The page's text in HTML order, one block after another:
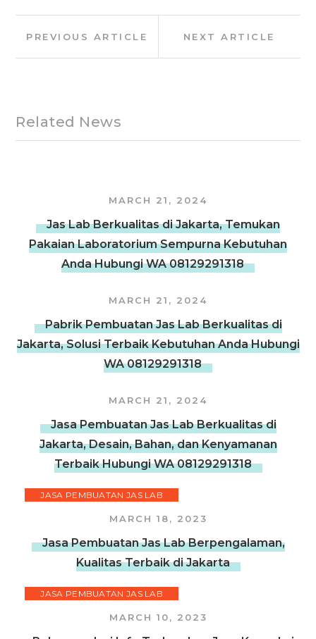
navigation
PREVIOUS ARTICLE NEXT ARTICLE
Related News
MARCH 21, 2024
Jas Lab Berkualitas di Jakarta, Temukan
Pakaian Laboratorium Sempurna Kebutuhan
Anda Hubungi WA 08129291318
MARCH 21, 2024
Pabrik Pembuatan Jas Lab Berkualitas di
Jakarta, Solusi Terbaik Kebutuhan Anda Hubungi
WA 08129291318
MARCH 21, 2024
Jasa Pembuatan Jas Lab Berkualitas di
Jakarta, Desain, Bahan, dan Kenyamanan
Terbaik Hubungi WA 08129291318
JASA PEMBUATAN JAS LAB
MARCH 18, 2023
Jasa Pembuatan Jas Lab Berpengalaman,
Kualitas Terbaik di Jakarta
JASA PEMBUATAN JAS LAB
MARCH 10, 2023